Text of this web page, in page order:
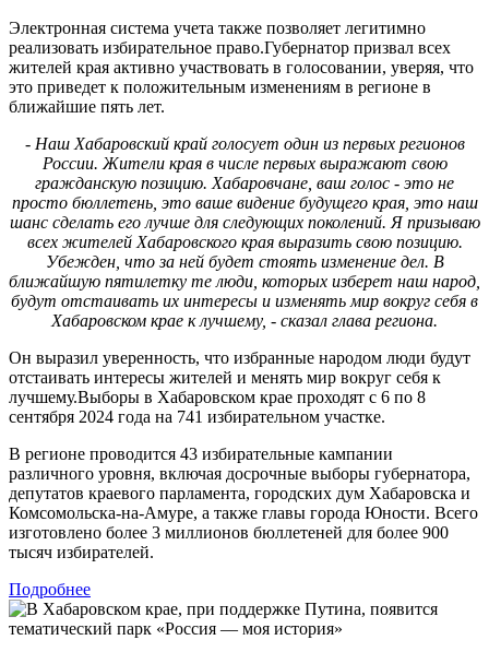
Электронная система учета также позволяет легитимно
реализовать избирательное право.Губернатор призвал всех
жителей края активно участвовать в голосовании, уверяя, что
это приведет к положительным изменениям в регионе в
ближайшие пять лет.
- Наш Хабаровский край голосует один из первых регионов
России. Жители края в числе первых выражают свою
гражданскую позицию. Хабаровчане, ваш голос - это не
просто бюллетень, это ваше видение будущего края, это наш
шанс сделать его лучше для следующих поколений. Я призываю
всех жителей Хабаровского края выразить свою позицию.
Убежден, что за ней будет стоять изменение дел. В
ближайшую пятилетку те люди, которых изберет наш народ,
будут отстаивать их интересы и изменять мир вокруг себя в
Хабаровском крае к лучшему, - сказал глава региона.
Он выразил уверенность, что избранные народом люди будут
отстаивать интересы жителей и менять мир вокруг себя к
лучшему.Выборы в Хабаровском крае проходят с 6 по 8
сентября 2024 года на 741 избирательном участке.
В регионе проводится 43 избирательные кампании
различного уровня, включая досрочные выборы губернатора,
депутатов краевого парламента, городских дум Хабаровска и
Комсомольска-на-Амуре, а также главы города Юности. Всего
изготовлено более 3 миллионов бюллетеней для более 900
тысяч избирателей.
Подробнее